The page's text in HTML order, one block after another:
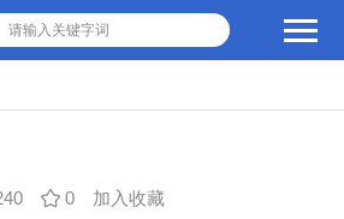
请输入关键字词
0 加入收藏